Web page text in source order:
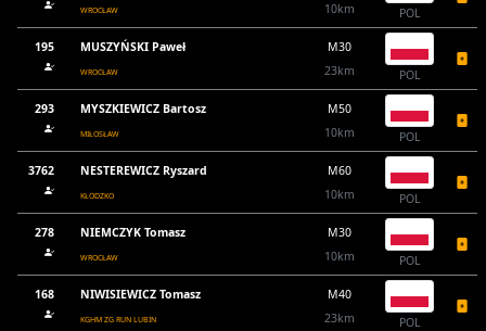
WROCŁAW
10km
POL
195 MUSZYŃSKI Paweł
WROCŁAW
M30
23km
POL
293 MYSZKIEWICZ Bartosz
MIŁOSŁAW
M50
10km
POL
3762 NESTEREWICZ Ryszard
KŁODZKO
M60
10km
POL
278 NIEMCZYK Tomasz
WROCŁAW
M30
10km
POL
168 NIWISIEWICZ Tomasz
KGHM ZG RUN LUBIN
M40
23km
POL